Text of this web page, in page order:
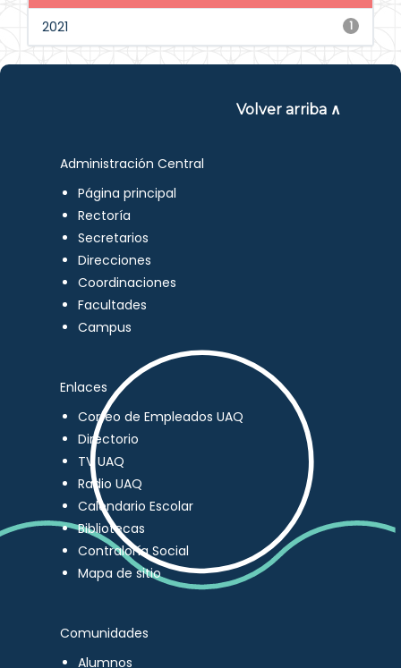
1
2021
Volver arriba ∧
Administración Central
Página principal
Rectoría
Secretarios
Direcciones
Coordinaciones
Facultades
Campus
Enlaces
Correo de Empleados UAQ
Directorio
TV UAQ
Radio UAQ
Calendario Escolar
Bibliotecas
Contraloría Social
Mapa de sitio
Comunidades
Alumnos